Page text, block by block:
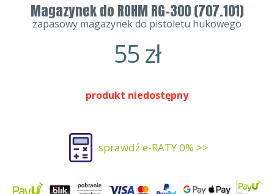
Magazynek do ROHM RG-300 (707.101)
zapasowy magazynek do pistoletu hukowego
55zł
produkt niedostępny
sprawdź e-RATY 0% >>